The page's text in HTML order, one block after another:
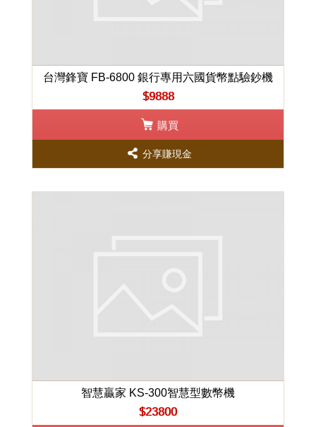
台灣鋒寶 FB-6800 銀行專用六國貨幣點驗鈔機
$9888
購買
分享賺現金
智慧贏家 KS-300智慧型數幣機
$23800